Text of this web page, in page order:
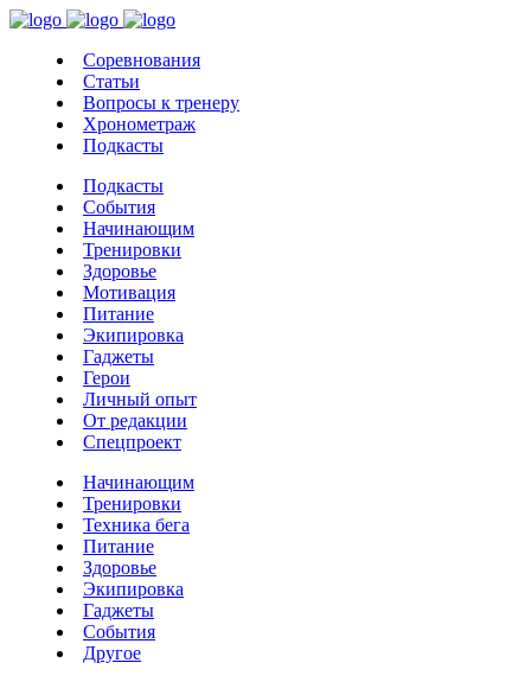
Соревнования
Статьи
Вопросы к тренеру
Хронометраж
Подкасты
Подкасты
События
Начинающим
Тренировки
Здоровье
Мотивация
Питание
Экипировка
Гаджеты
Герои
Личный опыт
От редакции
Спецпроект
Начинающим
Тренировки
Техника бега
Питание
Здоровье
Экипировка
Гаджеты
События
Другое